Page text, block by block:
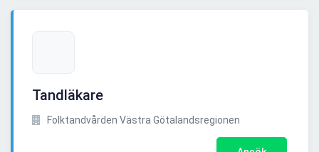
Tandläkare
Folktandvården Västra Götalandsregionen